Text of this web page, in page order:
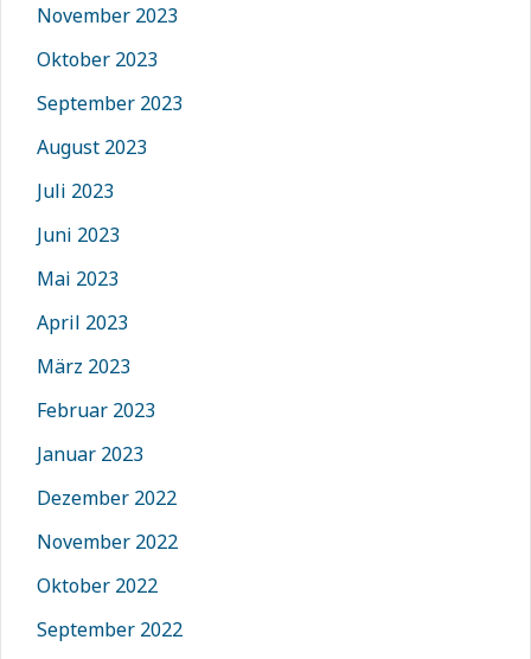
November 2023
Oktober 2023
September 2023
August 2023
Juli 2023
Juni 2023
Mai 2023
April 2023
März 2023
Februar 2023
Januar 2023
Dezember 2022
November 2022
Oktober 2022
September 2022